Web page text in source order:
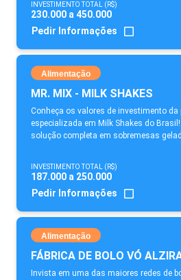
INVESTIMENTO TOTAL (R$)
230.000 a 450.000
Pedir Informações
Alimentação
MR. MIX - MILK SHAKES
Conheça os valores de investimento da
especializada em Milk Shakes do
solução completa em sobremesas
INVESTIMENTO TOTAL (R$)
187.000 a 250.000
Pedir Informações
Alimentação
FÁBRICA DE BOLO VÓ
Invista em uma das maiores redes de